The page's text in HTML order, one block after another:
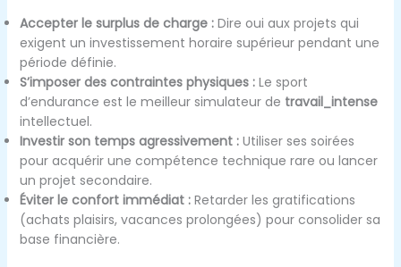
Accepter le surplus de charge :Dire oui aux projets qui
exigent un investissement horaire supérieur pendant une
période définie.
S’imposer des contraintes physiques :Le sport
d’endurance est le meilleur simulateur de travail_intense
intellectuel.
Investir son temps agressivement :Utiliser ses soirées
pour acquérir une compétence technique rare ou lancer
un projet secondaire.
Éviter le confort immédiat :Retarder les gratifications
(achats plaisirs, vacances prolongées) pour consolider sa
base financière.